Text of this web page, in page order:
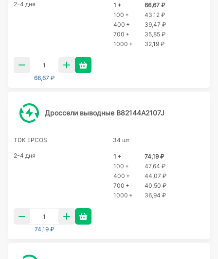
2-4 дня 1 +
66,67 ₽
100 +
43,12 ₽
400 +
39,47 ₽
700 +
35,85 ₽
1000 +
32,19 ₽
66,67 ₽
Дроссели выводные B82144A2107J
TDK EPCOS 34 шт
2-4 дня 1 +
74,19 ₽
100 +
47,64 ₽
400 +
44,07 ₽
700 +
40,50 ₽
1000 +
36,94 ₽
74,19 ₽